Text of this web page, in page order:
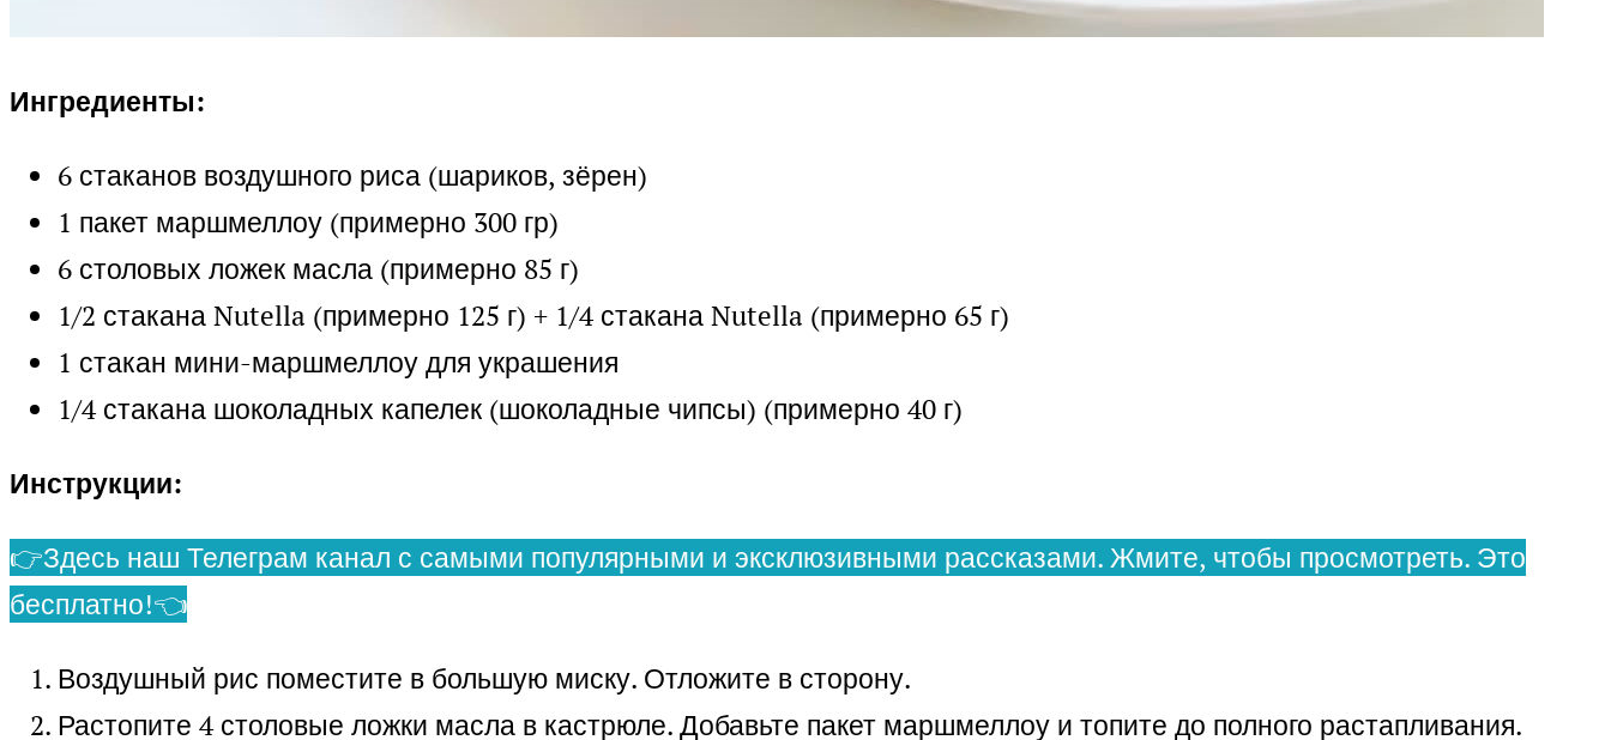
Ингредиенты:
6 стаканов воздушного риса (шариков, зёрен)
1 пакет маршмеллоу (примерно 300 гр)
6 столовых ложек масла (примерно 85 г)
1/2 стакана Nutella (примерно 125 г) + 1/4 стакана Nutella (примерно 65 г)
1 стакан мини-маршмеллоу для украшения
1/4 стакана шоколадных капелек (шоколадные чипсы) (примерно 40 г)
Инструкции:
👉Здесь наш Телеграм канал с самыми популярными и эксклюзивными рассказами. Жмите, чтобы просмотреть. Это
бесплатно!👈
Воздушный рис поместите в большую миску. Отложите в сторону.
Растопите 4 столовые ложки масла в кастрюле. Добавьте пакет маршмеллоу и топите до полного растапливания.